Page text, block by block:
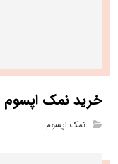
خرید نمک اپسوم
نمک اپسوم